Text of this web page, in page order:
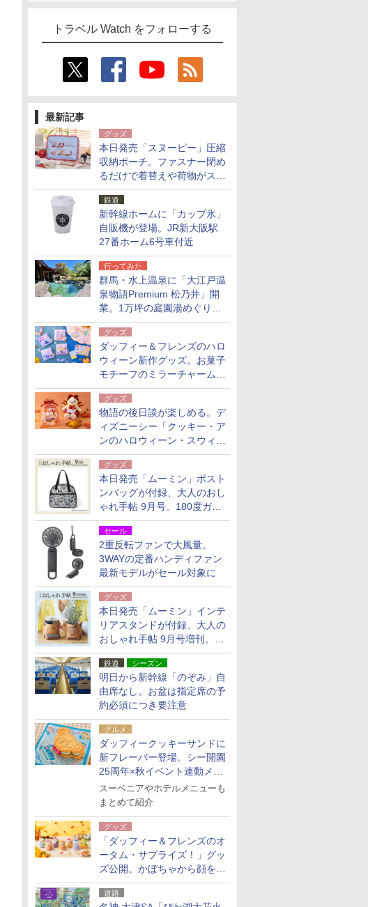
トラベル Watch をフォローする
最新記事
グッズ
本日発売「スヌーピー」圧縮
収納ポーチ。ファスナー閉め
るだけで着替えや荷物がスリ
ムにまとまる
鉄道
新幹線ホームに「カップ氷」
自販機が登場。JR新大阪駅
27番ホーム6号車付近
行ってみた
群馬・水上温泉に「大江戸温
泉物語Premium 松乃井」開
業。1万坪の庭園湯めぐり＆
豪華バイキングを体験してき
た！
グッズ
ダッフィー＆フレンズのハロ
ウィーン新作グッズ。お菓子
モチーフのミラーチャーム/
デザインポーチほか
グッズ
物語の後日談が楽しめる。デ
ィズニーシー「クッキー・ア
ンのハロウィーン・スウィー
トサプライズ」限定グッズ公
開グッズ
本日発売「ムーミン」ボスト
ンバッグが付録、大人のおし
ゃれ手帖 9月号。180度ガバ
ッと開いて大容量
セール
2重反転ファンで大風量。
3WAYの定番ハンディファン
最新モデルがセール対象に
グッズ
本日発売「ムーミン」インテ
リアスタンドが付録、大人の
おしゃれ手帖 9月号増刊。レ
ザー調で高級感ある2個セッ
ト鉄道 シーズン
明日から新幹線「のぞみ」自
由席なし。お盆は指定席の予
約必須につき要注意
グルメ
ダッフィークッキーサンドに
新フレーバー登場。シー開園
25周年×秋イベント連動メニ
ュー
スーベニアやホテルメニューも
まとめて紹介
グッズ
「ダッフィー＆フレンズのオ
ータム・サプライズ！」グッ
ズ公開。かぼちゃから顔をの
ぞかせたぬいぐるみチャーム
ほか
道路